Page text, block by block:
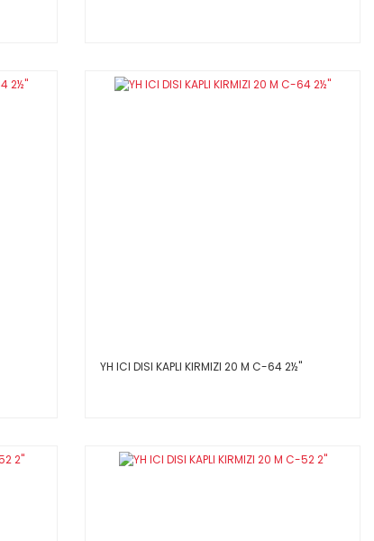
YH ICI DISI KAPLI KIRMIZI 20 M C-64 2½''